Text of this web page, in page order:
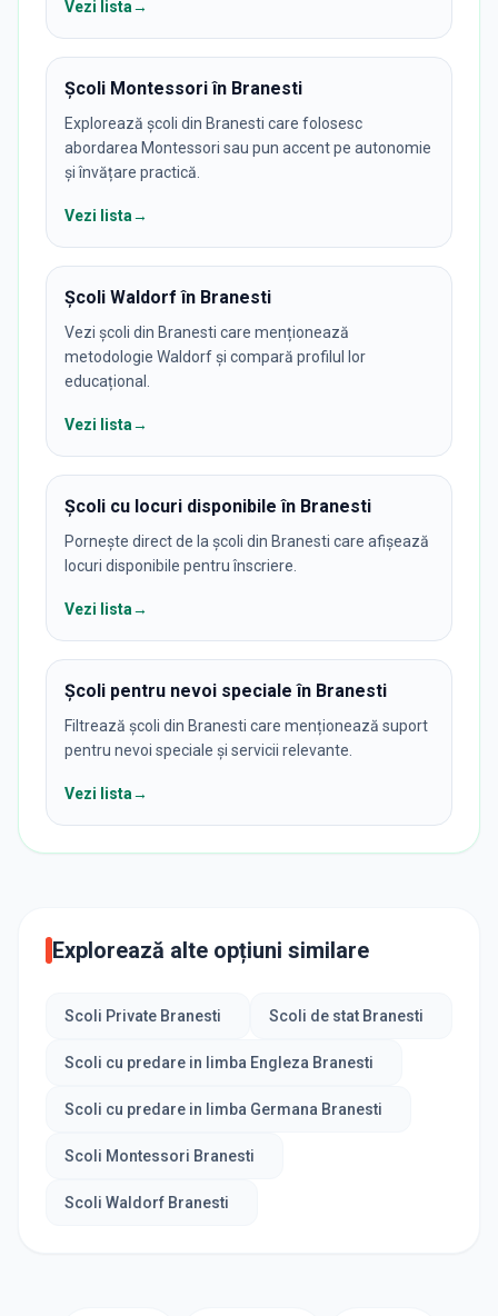
Vezi lista→
Școli Montessori în Branesti
Explorează școli din Branesti care folosesc
abordarea Montessori sau pun accent pe autonomie
și învățare practică.
Vezi lista→
Școli Waldorf în Branesti
Vezi școli din Branesti care menționează
metodologie Waldorf și compară profilul lor
educațional.
Vezi lista→
Școli cu locuri disponibile în Branesti
Pornește direct de la școli din Branesti care afișează
locuri disponibile pentru înscriere.
Vezi lista→
Școli pentru nevoi speciale în Branesti
Filtrează școli din Branesti care menționează suport
pentru nevoi speciale și servicii relevante.
Vezi lista→
Explorează alte opțiuni similare
Scoli Private Branesti Scoli de stat Branesti
Scoli cu predare in limba Engleza Branesti
Scoli cu predare in limba Germana Branesti
Scoli Montessori Branesti
Scoli Waldorf Branesti